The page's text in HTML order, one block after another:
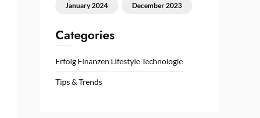
January 2024 December 2023
Categories
Erfolg Finanzen LifestyleTechnologie
Tips & Trends